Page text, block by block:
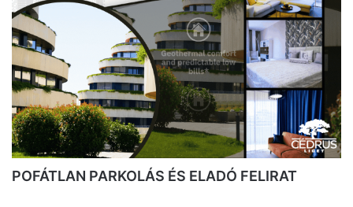
POFÁTLAN PARKOLÁS ÉS ELADÓ FELIRAT